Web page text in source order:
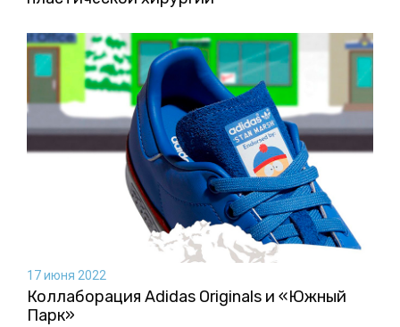
17 июня 2022
Коллаборация Аdidas Originals и «Южный
Парк»